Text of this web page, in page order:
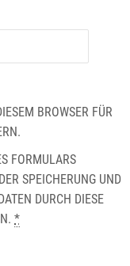
BROWSER FÜR
FORMULARS
SPEICHERUNG UND
DURCH DIESE
*